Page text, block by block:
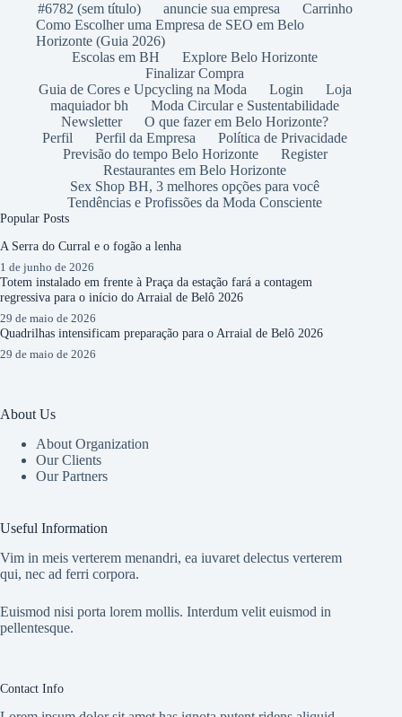
#6782 (sem título) anuncie sua empresa
Carrinho
Como Escolher uma Empresa de SEO em Belo
Horizonte (Guia 2026)
Escolas em BH
Explore Belo Horizonte
Finalizar Compra
Guia de Cores e Upcycling na Moda
Login
Loja
maquiador bh
Moda Circular e Sustentabilidade
Newsletter
O que fazer em Belo Horizonte?
Perfil
Perfil da Empresa
Política de Privacidade
Previsão do tempo Belo Horizonte
Register
Restaurantes em Belo Horizonte
Sex Shop BH, 3 melhores opções para você
Tendências e Profissões da Moda Consciente
Popular Posts
A Serra do Curral e o fogão a lenha
1 de junho de 2026
Totem instalado em frente à Praça da estação fará a contagem
regressiva para o início do Arraial de Belô 2026
29 de maio de 2026
Quadrilhas intensificam preparação para o Arraial de Belô 2026
29 de maio de 2026
About Us
About Organization
Our Clients
Our Partners
Useful Information
Vim in meis verterem menandri, ea iuvaret delectus verterem
qui, nec ad ferri corpora.
Euismod nisi porta lorem mollis. Interdum velit euismod in
pellentesque.
Contact Info